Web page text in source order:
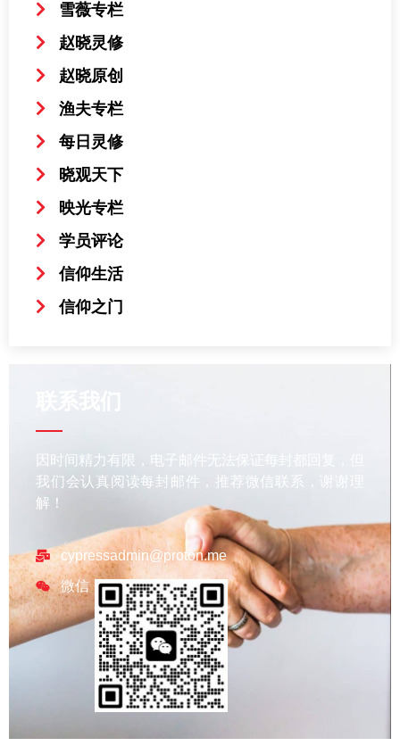
雪薇专栏
赵晓灵修
赵晓原创
渔夫专栏
每日灵修
晓观天下
映光专栏
学员评论
信仰生活
信仰之门
因时间精力有限，电子邮件无法保证每封都回复，但
我们会认真阅读每封邮件，推荐微信联系，谢谢理
解！
cypressadmin@proton.me
微信